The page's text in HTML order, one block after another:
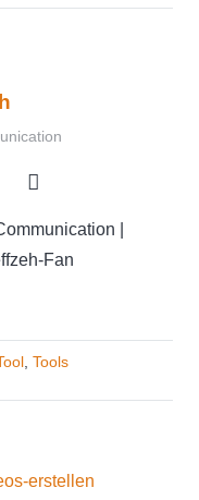
|
Fan
, Tools